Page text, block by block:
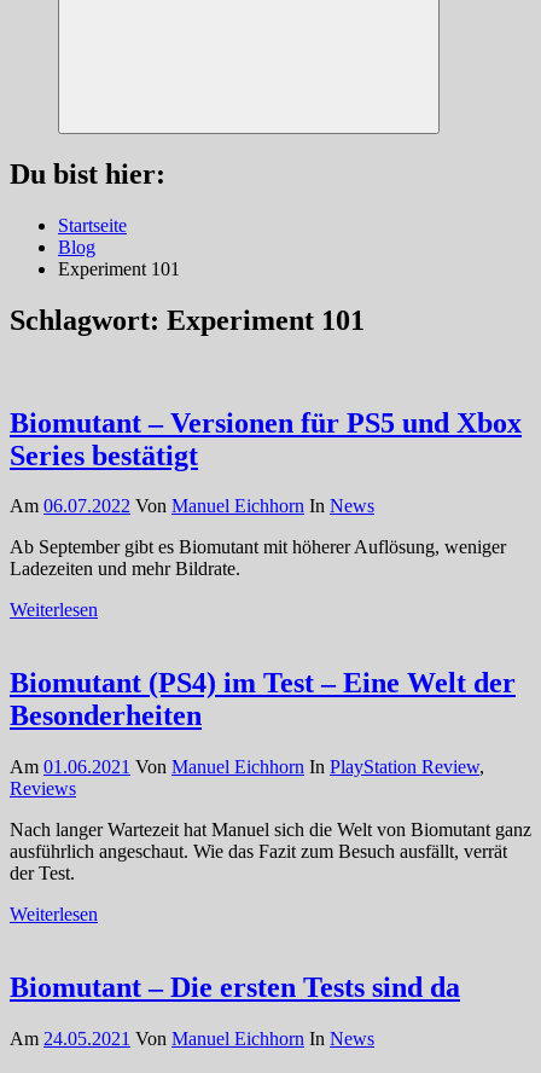
Suchen
Du bist hier:
Startseite
Blog
Experiment 101
Schlagwort: Experiment 101
Biomutant – Versionen für PS5 und Xbox
Series bestätigt
Am 06.07.2022 Von Manuel Eichhorn In News
Ab September gibt es Biomutant mit höherer Auflösung, weniger
Ladezeiten und mehr Bildrate.
Weiterlesen
Biomutant (PS4) im Test – Eine Welt der
Besonderheiten
Am 01.06.2021 Von Manuel Eichhorn In PlayStation Review,
Reviews
Nach langer Wartezeit hat Manuel sich die Welt von Biomutant ganz
ausführlich angeschaut. Wie das Fazit zum Besuch ausfällt, verrät
der Test.
Weiterlesen
Biomutant – Die ersten Tests sind da
Am 24.05.2021 Von Manuel Eichhorn In News